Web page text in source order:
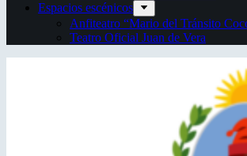
Espacios escénicos
Anfiteatro “Mario del Tránsito
Teatro Oficial Juan de Vera